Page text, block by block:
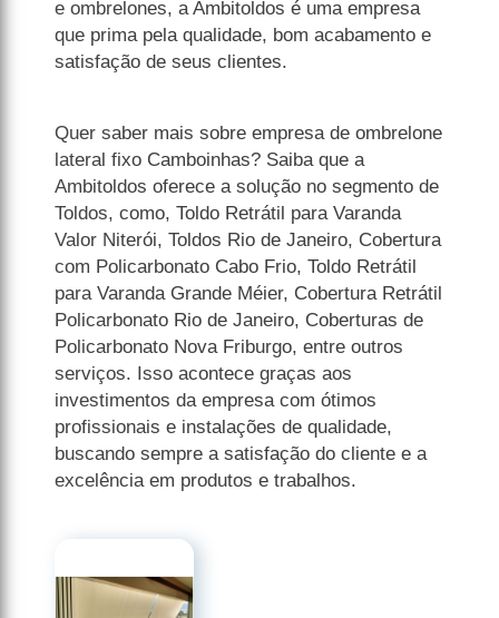
e ombrelones, a Ambitoldos é uma empresa
que prima pela qualidade, bom acabamento e
satisfação de seus clientes.
Quer saber mais sobre empresa de ombrelone
lateral fixo Camboinhas? Saiba que a
Ambitoldos oferece a solução no segmento de
Toldos, como, Toldo Retrátil para Varanda
Valor Niterói, Toldos Rio de Janeiro, Cobertura
com Policarbonato Cabo Frio, Toldo Retrátil
para Varanda Grande Méier, Cobertura Retrátil
Policarbonato Rio de Janeiro, Coberturas de
Policarbonato Nova Friburgo, entre outros
serviços. Isso acontece graças aos
investimentos da empresa com ótimos
profissionais e instalações de qualidade,
buscando sempre a satisfação do cliente e a
excelência em produtos e trabalhos.